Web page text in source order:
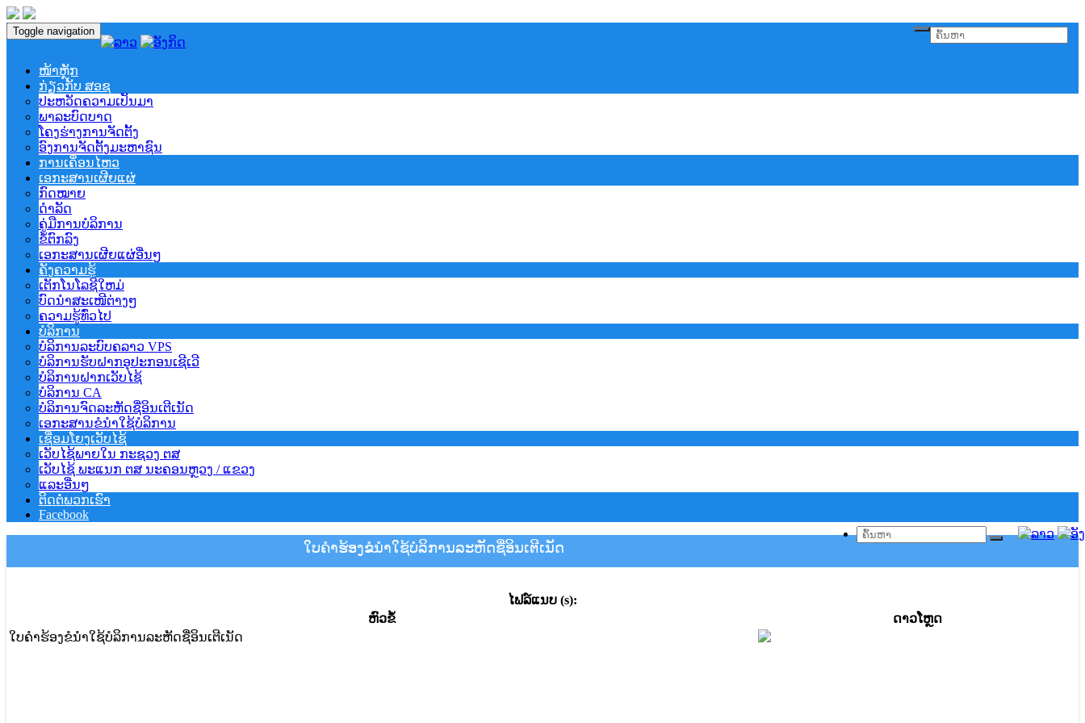
Toggle navigation
ໜ້າຫຼັກ
ກ່ຽວກັບ ສອຊ
ປະຫວັດຄວາມເປັນມາ
ພາລະບົດບາດ
ໂຄງຮ່າງການຈັດຕັ້ງ
ອົງການຈັດຕັ້ງມະຫາຊົນ
ການເຄຶ່ອນໄຫວ
ເອກະສານເຜີຍແຜ່
ກົດໝາຍ
ດຳລັດ
ຄູ່ມືການບໍລິການ
ຂໍ້ຕົກລົງ
ເອກະສານເຜີຍແຜ່ອື່ນໆ
ຄັງຄວາມຮູ້
ເຕັກໂນໂລຊີໃຫມ່
ບົດນຳສະເໜີຕ່າງໆ
ຄວາມຮູ້ທົ່ວໄປ
ບໍລິການ
ບໍລິການລະບົບຄລາວ VPS
ບໍລິການຮັບຝາກອຸປະກອນເຊີເວີ
ບໍລິການຝາກເວັບໄຊ້
ບໍລິການ CA
ບໍລິການຈົດລະຫັດຊື່ອິນເຕີເນັດ
ເອກະສານຂໍນຳໃຊ້ບໍລິການ
ເຊື່ອມໂຍງເວັບໄຊ້
ເວັບໄຊ້ພາຍໃນ ກະຊວງ ຕສ
ເວັບໄຊ້ ພະແນກ ຕສ ນະຄອນຫຼວງ / ແຂວງ
ແລະອື່ນໆ
ຕິດຕໍ່ພວກເຮົາ
Facebook
ໃບຄຳຮ້ອງຂໍນຳໃຊ້ບໍລິການລະຫັດຊື່ອິນເຕີເນັດ
ໄຟລ໌ແນບ (s):
​ຫົວ​ຂໍ້
ດາວ​ໂຫຼດ
ໃບຄຳຮ້ອງຂໍນຳໃຊ້ບໍລິການລະຫັດຊື່ອິນເຕີເນັດ